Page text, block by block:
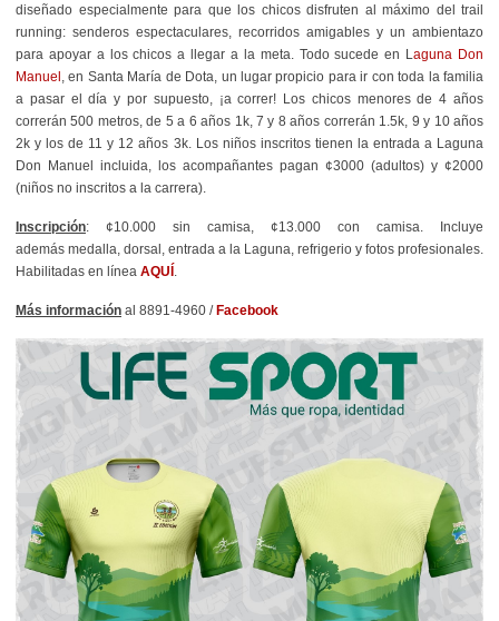
diseñado especialmente para que los chicos disfruten al máximo del trail
running: senderos espectaculares, recorridos amigables y un ambientazo
para apoyar a los chicos a llegar a la meta. Todo sucede en Laguna Don
Manuel , en Santa María de Dota, un lugar propicio para ir con toda la familia
a pasar el día y por supuesto, ¡a correr! Los chicos menores de 4 años
correrán 500 metros, de 5 a 6 años 1k, 7 y 8 años correrán 1.5k, 9 y 10 años
2k y los de 11 y 12 años 3k. Los niños inscritos tienen la entrada a Laguna
Don Manuel incluida, los acompañantes pagan ¢3000 (adultos) y ¢2000
(niños no inscritos a la carrera).
Inscripción: ¢10.000 sin camisa, ¢13.000 con camisa. Incluye
además medalla, dorsal, entrada a la Laguna, refrigerio y fotos profesionales.
Habilitadas en línea AQUÍ
Más información al 8891-4960 /Facebook